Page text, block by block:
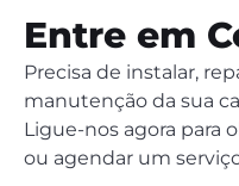
Entre em
Precisa de instalar,
manutenção da sua
Ligue-nos agora para
ou agendar um